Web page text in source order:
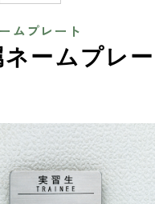
ムプレート
ネームプレ